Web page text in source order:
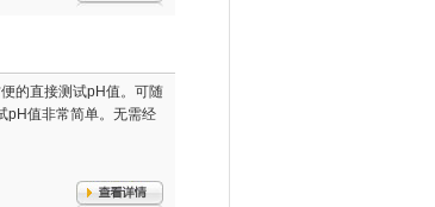
的直接测试pH值。可随
pH值非常简单。无需经